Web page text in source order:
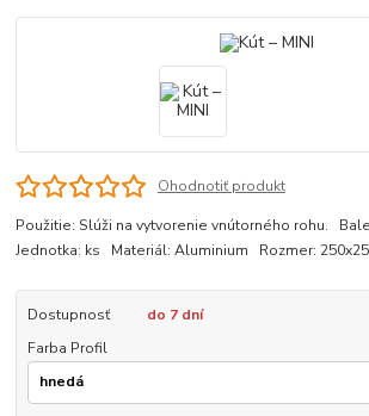
Ohodnotiť produkt
Použitie: Slúži na vytvorenie vnútorného rohu.
Jednotka: ks Materiál: Aluminium Rozmer:
Dostupnosť
do 7 dní
Farba Profil